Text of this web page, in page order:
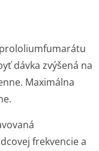
dávka zvýšená na
Maximálna
frekvencie a